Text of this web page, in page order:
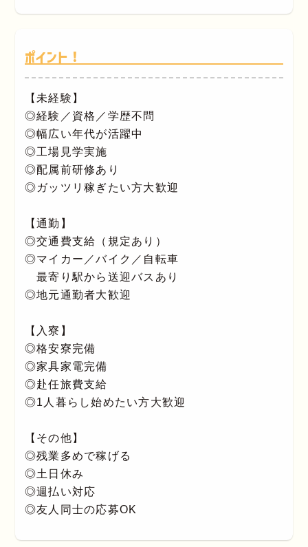
ポイント！
【未経験】
◎経験／資格／学歴不問
◎幅広い年代が活躍中
◎工場見学実施
◎配属前研修あり
◎ガッツリ稼ぎたい方大歓迎
【通勤】
◎交通費支給（規定あり）
◎マイカー／バイク／自転車
最寄り駅から送迎バスあり
◎地元通勤者大歓迎
【入寮】
◎格安寮完備
◎家具家電完備
◎赴任旅費支給
◎1人暮らし始めたい方大歓迎
【その他】
◎残業多めで稼げる
◎土日休み
◎週払い対応
◎友人同士の応募OK